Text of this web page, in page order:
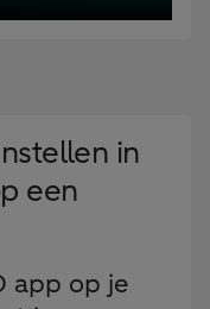
in
een
app op je